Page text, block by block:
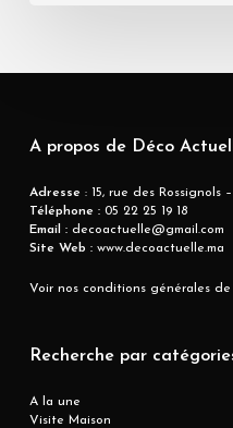
A propos de Déco
Adresse : 15, rue des Rossignols
Téléphone :05 22 25 19 18
Email :decoactuelle@gmail.com
Site Web :www.decoactuelle.ma
Voir nos conditions générales
Recherche par
A la une
Visite Maison